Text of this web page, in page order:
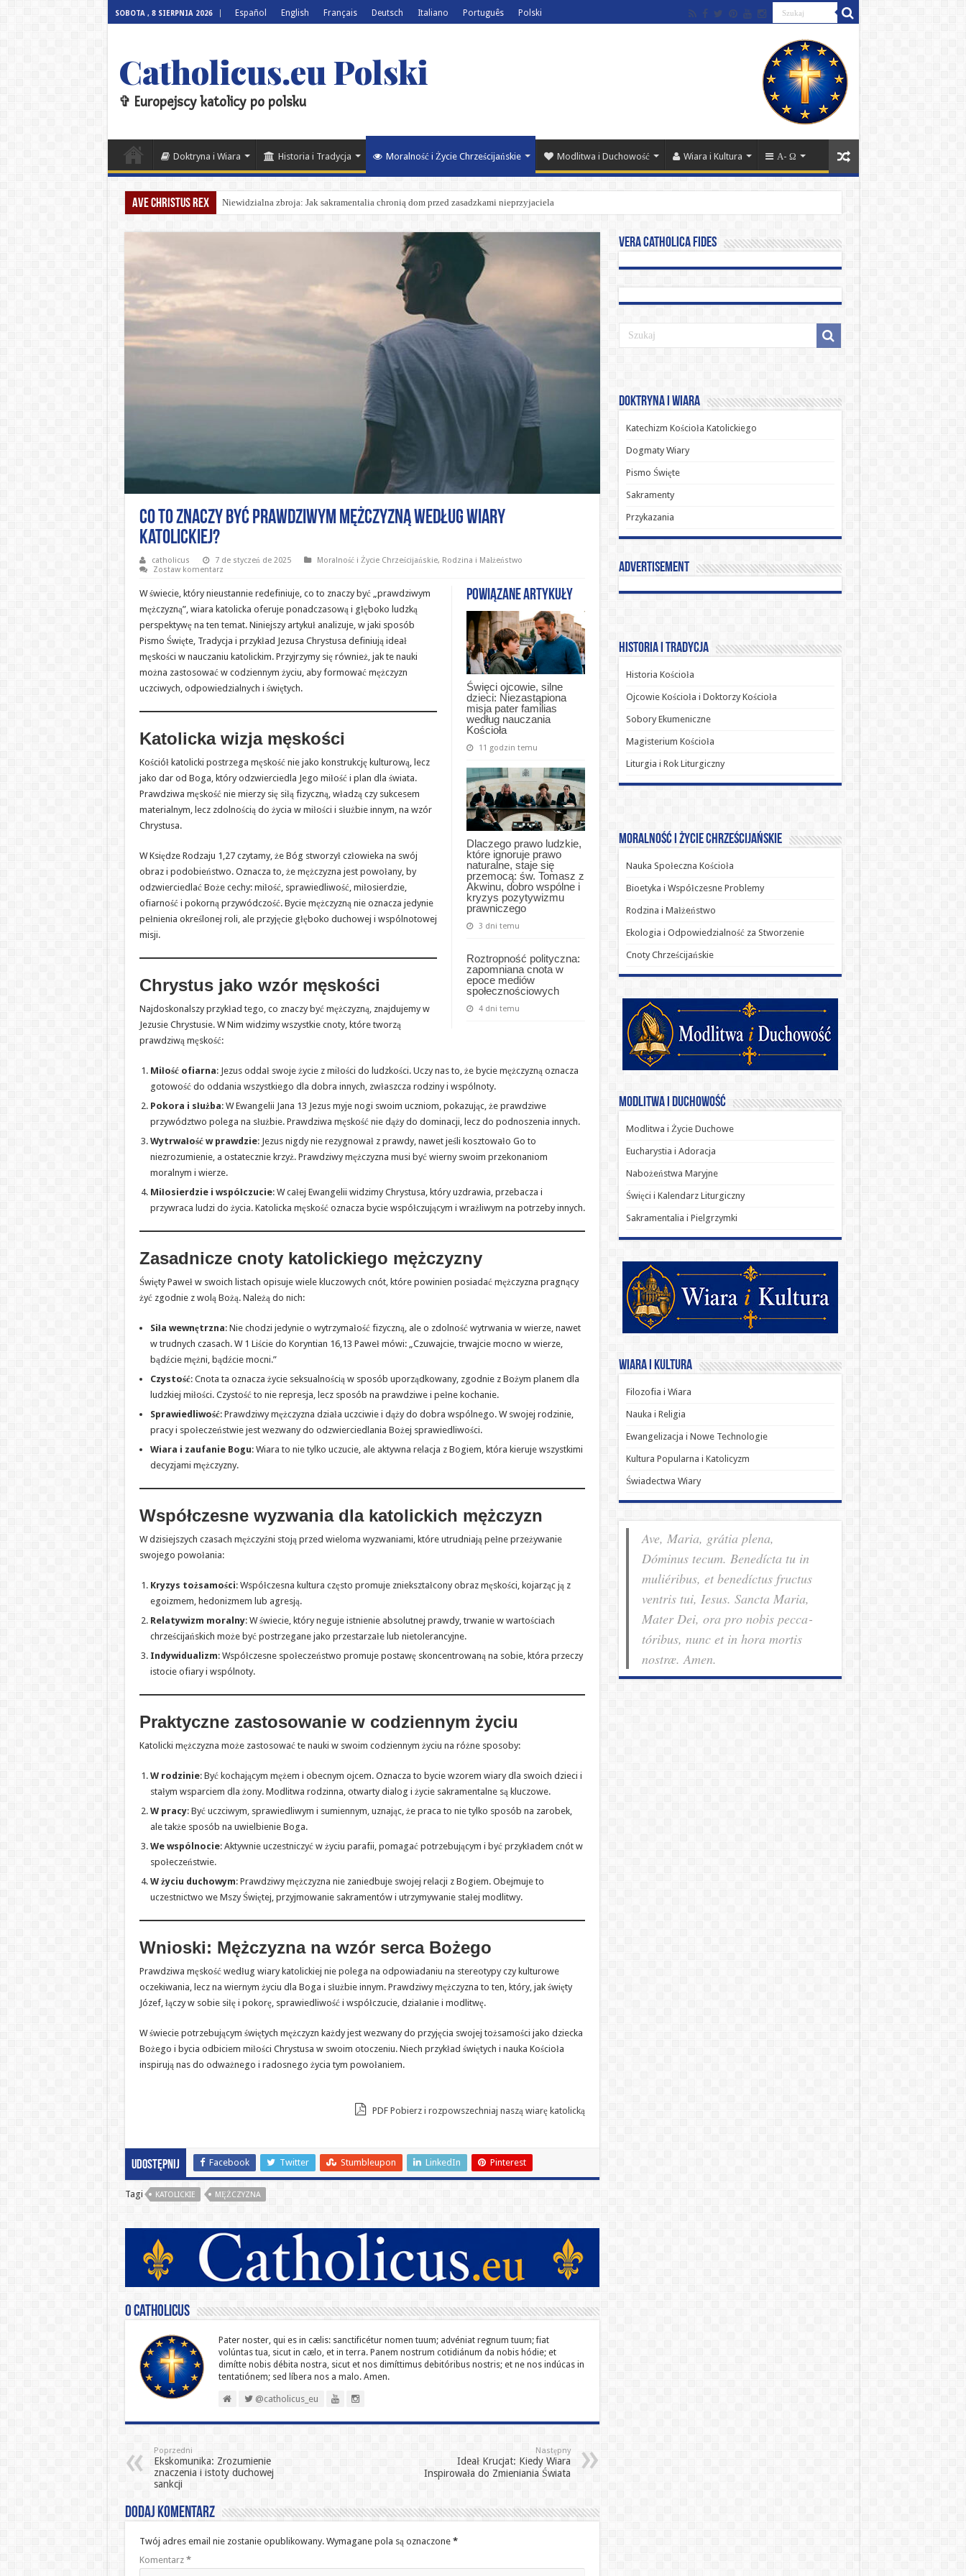
SOBOTA , 8 SIERPNIA 2026 Español English Français Deutsch Italiano Português Polski
Catholicus.eu Polski
✞ Europejscy katolicy po polsku
Doktryna i Wiara Historia i Tradycja Moralność i Życie Chrześcijańskie Modlitwa i Duchowość Wiara i Kultura Α- Ω
Ave Christus Rex Niewidzialna zbroja: Jak sakramentalia chronią dom przed zasadzkami nieprzyjaciela
Co to znaczy być prawdziwym mężczyzną według wiary
katolickiej?
catholicus 7 de styczeń de 2025 Moralność i Życie Chrześcijańskie, Rodzina i Małżeństwo
Zostaw komentarz
Powiązane artykuły
Święci ojcowie, silne
dzieci: Niezastąpiona
misja pater familias
według nauczania
Kościoła
11 godzin temu
Dlaczego prawo ludzkie,
które ignoruje prawo
naturalne, staje się
przemocą: św. Tomasz z
Akwinu, dobro wspólne i
kryzys pozytywizmu
prawniczego
3 dni temu
Roztropność polityczna:
zapomniana cnota w
epoce mediów
społecznościowych
4 dni temu
W świecie, który nieustannie redefiniuje, co to znaczy być „prawdziwym
mężczyzną”, wiara katolicka oferuje ponadczasową i głęboko ludzką
perspektywę na ten temat. Niniejszy artykuł analizuje, w jaki sposób
Pismo Święte, Tradycja i przykład Jezusa Chrystusa definiują ideał
męskości w nauczaniu katolickim. Przyjrzymy się również, jak te nauki
można zastosować w codziennym życiu, aby formować mężczyzn
uczciwych, odpowiedzialnych i świętych.
Katolicka wizja męskości
Kościół katolicki postrzega męskość nie jako konstrukcję kulturową, lecz
jako dar od Boga, który odzwierciedla Jego miłość i plan dla świata.
Prawdziwa męskość nie mierzy się siłą fizyczną, władzą czy sukcesem
materialnym, lecz zdolnością do życia w miłości i służbie innym, na wzór
Chrystusa.
W Księdze Rodzaju 1,27 czytamy, że Bóg stworzył człowieka na swój
obraz i podobieństwo. Oznacza to, że mężczyzna jest powołany, by
odzwierciedlać Boże cechy: miłość, sprawiedliwość, miłosierdzie,
ofiarność i pokorną przywódczość. Bycie mężczyzną nie oznacza jedynie
pełnienia określonej roli, ale przyjęcie głęboko duchowej i wspólnotowej
misji.
Chrystus jako wzór męskości
Najdoskonalszy przykład tego, co znaczy być mężczyzną, znajdujemy w
Jezusie Chrystusie. W Nim widzimy wszystkie cnoty, które tworzą
prawdziwą męskość:
Miłość ofiarna: Jezus oddał swoje życie z miłości do ludzkości. Uczy nas to, że bycie mężczyzną oznacza
gotowość do oddania wszystkiego dla dobra innych, zwłaszcza rodziny i wspólnoty.
Pokora i służba: W Ewangelii Jana 13 Jezus myje nogi swoim uczniom, pokazując, że prawdziwe
przywództwo polega na służbie. Prawdziwa męskość nie dąży do dominacji, lecz do podnoszenia innych.
Wytrwałość w prawdzie: Jezus nigdy nie rezygnował z prawdy, nawet jeśli kosztowało Go to
niezrozumienie, a ostatecznie krzyż. Prawdziwy mężczyzna musi być wierny swoim przekonaniom
moralnym i wierze.
Miłosierdzie i współczucie: W całej Ewangelii widzimy Chrystusa, który uzdrawia, przebacza i
przywraca ludzi do życia. Katolicka męskość oznacza bycie współczującym i wrażliwym na potrzeby innych.
Zasadnicze cnoty katolickiego mężczyzny
Święty Paweł w swoich listach opisuje wiele kluczowych cnót, które powinien posiadać mężczyzna pragnący
żyć zgodnie z wolą Bożą. Należą do nich:
Siła wewnętrzna: Nie chodzi jedynie o wytrzymałość fizyczną, ale o zdolność wytrwania w wierze, nawet
w trudnych czasach. W 1 Liście do Koryntian 16,13 Paweł mówi: „Czuwajcie, trwajcie mocno w wierze,
bądźcie mężni, bądźcie mocni.”
Czystość: Cnota ta oznacza życie seksualnością w sposób uporządkowany, zgodnie z Bożym planem dla
ludzkiej miłości. Czystość to nie represja, lecz sposób na prawdziwe i pełne kochanie.
Sprawiedliwość: Prawdziwy mężczyzna działa uczciwie i dąży do dobra wspólnego. W swojej rodzinie,
pracy i społeczeństwie jest wezwany do odzwierciedlania Bożej sprawiedliwości.
Wiara i zaufanie Bogu: Wiara to nie tylko uczucie, ale aktywna relacja z Bogiem, która kieruje wszystkimi
decyzjami mężczyzny.
Współczesne wyzwania dla katolickich mężczyzn
W dzisiejszych czasach mężczyźni stoją przed wieloma wyzwaniami, które utrudniają pełne przeżywanie
swojego powołania:
Kryzys tożsamości: Współczesna kultura często promuje zniekształcony obraz męskości, kojarząc ją z
egoizmem, hedonizmem lub agresją.
Relatywizm moralny: W świecie, który neguje istnienie absolutnej prawdy, trwanie w wartościach
chrześcijańskich może być postrzegane jako przestarzałe lub nietolerancyjne.
Indywidualizm: Współczesne społeczeństwo promuje postawę skoncentrowaną na sobie, która przeczy
istocie ofiary i wspólnoty.
Praktyczne zastosowanie w codziennym życiu
Katolicki mężczyzna może zastosować te nauki w swoim codziennym życiu na różne sposoby:
W rodzinie: Być kochającym mężem i obecnym ojcem. Oznacza to bycie wzorem wiary dla swoich dzieci i
stałym wsparciem dla żony. Modlitwa rodzinna, otwarty dialog i życie sakramentalne są kluczowe.
W pracy: Być uczciwym, sprawiedliwym i sumiennym, uznając, że praca to nie tylko sposób na zarobek,
ale także sposób na uwielbienie Boga.
We wspólnocie: Aktywnie uczestniczyć w życiu parafii, pomagać potrzebującym i być przykładem cnót w
społeczeństwie.
W życiu duchowym: Prawdziwy mężczyzna nie zaniedbuje swojej relacji z Bogiem. Obejmuje to
uczestnictwo we Mszy Świętej, przyjmowanie sakramentów i utrzymywanie stałej modlitwy.
Wnioski: Mężczyzna na wzór serca Bożego
Prawdziwa męskość według wiary katolickiej nie polega na odpowiadaniu na stereotypy czy kulturowe
oczekiwania, lecz na wiernym życiu dla Boga i służbie innym. Prawdziwy mężczyzna to ten, który, jak święty
Józef, łączy w sobie siłę i pokorę, sprawiedliwość i współczucie, działanie i modlitwę.
W świecie potrzebującym świętych mężczyzn każdy jest wezwany do przyjęcia swojej tożsamości jako dziecka
Bożego i bycia odbiciem miłości Chrystusa w swoim otoczeniu. Niech przykład świętych i nauka Kościoła
inspirują nas do odważnego i radosnego życia tym powołaniem.
PDF Pobierz i rozpowszechniaj naszą wiarę katolicką
Udostępnij Facebook Twitter Stumbleupon LinkedIn Pinterest
Tagi KATOLICKIE MĘŻCZYZNA
O catholicus
Pater noster, qui es in cælis: sanc­ti­ficétur nomen tuum; advéniat regnum tuum; fiat
volúntas tua, sicut in cælo, et in terra. Panem nostrum cotidiánum da nobis hódie; et
dimítte nobis débita nostra, sicut et nos dimíttimus debitóribus nostris; et ne nos indúcas in
ten­ta­tiónem; sed líbera nos a malo. Amen.
@catholicus_eu
Poprzedni
Ekskomunika: Zrozumienie
znaczenia i istoty duchowej
sankcji
Następny
Ideał Krucjat: Kiedy Wiara
Inspirowała do Zmieniania Świata
Dodaj komentarz
Twój adres email nie zostanie opublikowany. Wymagane pola są oznaczone *
Komentarz *
Vera catholica fides
Doktryna i Wiara
Katechizm Kościoła Katolickiego
Dogmaty Wiary
Pismo Święte
Sakramenty
Przykazania
Advertisement
Historia i Tradycja
Historia Kościoła
Ojcowie Kościoła i Doktorzy Kościoła
Sobory Ekumeniczne
Magisterium Kościoła
Liturgia i Rok Liturgiczny
Moralność i Życie Chrześcijańskie
Nauka Społeczna Kościoła
Bioetyka i Współczesne Problemy
Rodzina i Małżeństwo
Ekologia i Odpowiedzialność za Stworzenie
Cnoty Chrześcijańskie
Modlitwa i Duchowość
Modlitwa i Życie Duchowe
Eucharystia i Adoracja
Nabożeństwa Maryjne
Święci i Kalendarz Liturgiczny
Sakramentalia i Pielgrzymki
Wiara i Kultura
Filozofia i Wiara
Nauka i Religia
Ewangelizacja i Nowe Technologie
Kultura Popularna i Katolicyzm
Świadectwa Wiary
Ave, Maria, grátia plena,
Dóminus tecum. Benedícta tu in
muliéribus, et benedíctus fructus
ventris tui, Iesus. Sancta Maria,
Mater Dei, ora pro nobis pec­ca­
tóribus, nunc et in hora mortis
nostræ. Amen.